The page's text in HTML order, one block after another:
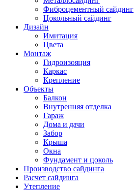
Фиброцементный сайдинг
Цокольный сайдинг
Дизайн
Имитация
Цвета
Монтаж
Гидроизояция
Каркас
Крепление
Объекты
Балкон
Внутренняя отделка
Гараж
Дома и дачи
Забор
Крыша
Окна
Фундамент и цоколь
Производство сайдинга
Расчет сайдинга
Утепление